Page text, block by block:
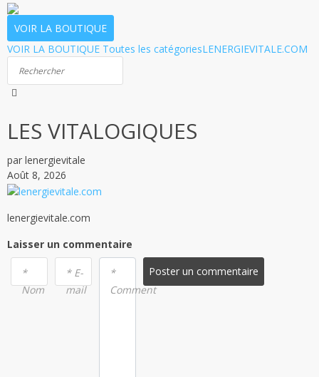
VOIR LA BOUTIQUE
VOIR LA BOUTIQUE Toutes les catégoriesLENERGIEVITALE.COM
LES VITALOGIQUES
par lenergievitale
Août 8, 2026
lenergievitale.com
Laisser un commentaire
*
Nom
* E-
mail
*
Comment
Poster un commentaire